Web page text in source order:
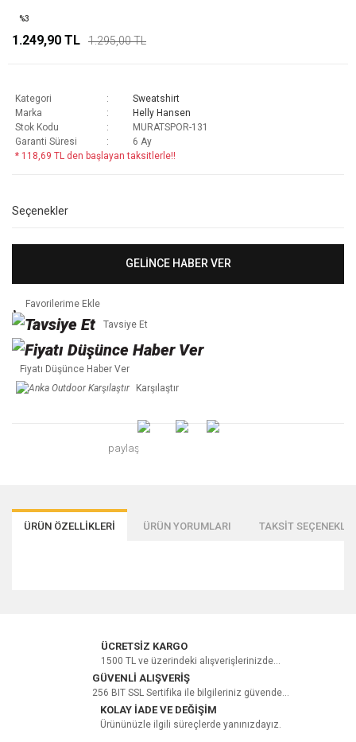
%3
1.249,90 TL 1.295,00 TL
Kategori
Sweatshirt
Marka
Helly Hansen
Stok Kodu
MURATSPOR-131
Garanti Süresi
6 Ay
* 118,69 TL den başlayan taksitlerle!!
Seçenekler
GELİNCE HABER VER
Tavsiye Et
Fiyatı Düşünce Haber Ver
Karşılaştır
paylaş
ÜRÜN ÖZELLİKLERİ ÜRÜN YORUMLARI TAKSİT
Bu ürüne ilk yorumu siz yapın!
Yorum Yaz
ÜCRETSİZ KARGO
1500 TL ve üzerindeki alışverişlerinizde...
GÜVENLİ ALIŞVERİŞ
256 BIT SSL Sertifika ile bilgileriniz güvende...
KOLAY İADE VE DEĞİŞİM
Ürününüzle ilgili süreçlerde yanınızdayız.